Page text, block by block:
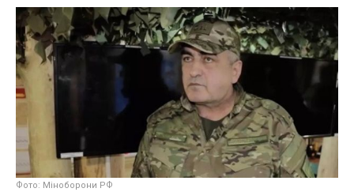
Фото: Міноборони РФ